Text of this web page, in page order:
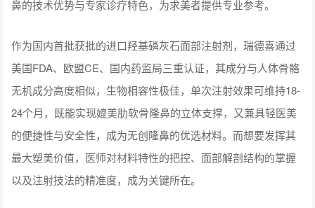
鼻的技术优势与专家诊疗特色，为求美者提供专业参考。
作为国内首批获批的进口羟基磷灰石面部注射剂，瑞德喜通过
美国FDA、欧盟CE、国内药监局三重认证，其成分与人体骨骼
无机成分高度相似，生物相容性极佳，单次注射效果可维持18-
24个月，既能实现媲美肋软骨隆鼻的立体支撑，又兼具轻医美
的便捷性与安全性，成为无创隆鼻的优选材料。而想要发挥其
最大塑美价值，医师对材料特性的把控、面部解剖结构的掌握
以及注射技法的精准度，成为关键所在。